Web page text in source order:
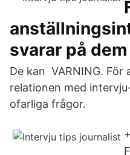
svarar på
De kan VARNING.
relationen med
ofarliga frågor.